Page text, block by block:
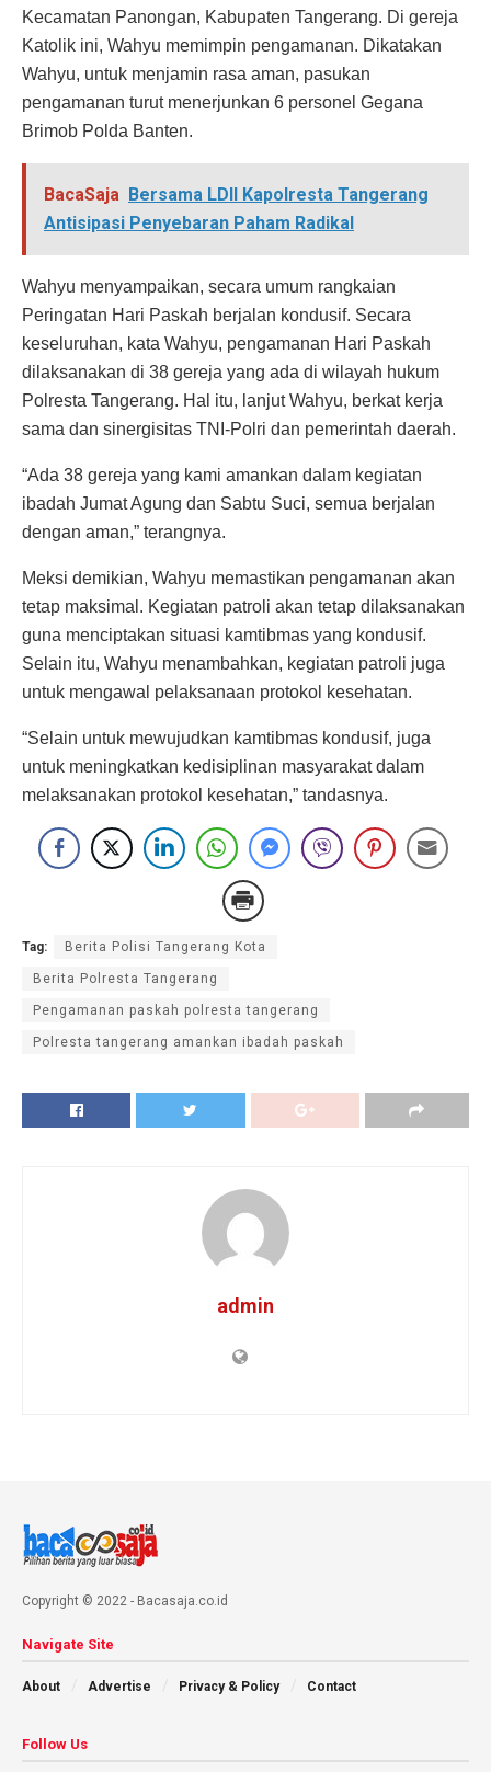
Kecamatan Panongan, Kabupaten Tangerang. Di gereja
Katolik ini, Wahyu memimpin pengamanan. Dikatakan
Wahyu, untuk menjamin rasa aman, pasukan
pengamanan turut menerjunkan 6 personel Gegana
Brimob Polda Banten.
BacaSaja Bersama LDII Kapolresta Tangerang
Antisipasi Penyebaran Paham Radikal
Wahyu menyampaikan, secara umum rangkaian
Peringatan Hari Paskah berjalan kondusif. Secara
keseluruhan, kata Wahyu, pengamanan Hari Paskah
dilaksanakan di 38 gereja yang ada di wilayah hukum
Polresta Tangerang. Hal itu, lanjut Wahyu, berkat kerja
sama dan sinergisitas TNI-Polri dan pemerintah daerah.
“Ada 38 gereja yang kami amankan dalam kegiatan
ibadah Jumat Agung dan Sabtu Suci, semua berjalan
dengan aman,” terangnya.
Meksi demikian, Wahyu memastikan pengamanan akan
tetap maksimal. Kegiatan patroli akan tetap dilaksanakan
guna menciptakan situasi kamtibmas yang kondusif.
Selain itu, Wahyu menambahkan, kegiatan patroli juga
untuk mengawal pelaksanaan protokol kesehatan.
“Selain untuk mewujudkan kamtibmas kondusif, juga
untuk meningkatkan kedisiplinan masyarakat dalam
melaksanakan protokol kesehatan,” tandasnya.
Tag: Berita Polisi Tangerang Kota
Berita Polresta Tangerang
Pengamanan paskah polresta tangerang
Polresta tangerang amankan ibadah paskah
admin
Copyright © 2022 - Bacasaja.co.id
Navigate Site
About Advertise Privacy & Policy Contact
Follow Us